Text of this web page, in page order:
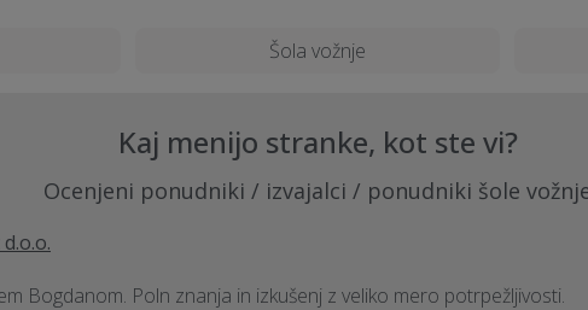
Šola vožnje
Kaj menijo stranke, kot ste vi?
Ocenjeni ponudniki / izvajalci / ponudniki šole
Bogdanom. Poln znanja in izkušenj z veliko mero potrpežljivosti.